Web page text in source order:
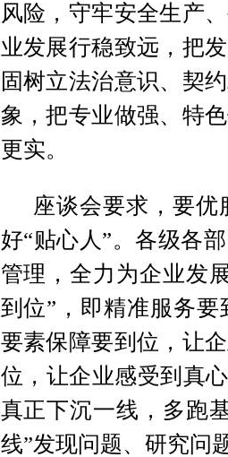
风险，守牢安全生产
业发展行稳致远，把
固树立法治意识、契
象，把专业做强、特
更实。
座谈会要求，要
好“贴心人”。各级各
管理，全力为企业发
到位”，即精准服务
要素保障要到位，让
位，让企业感受到真
真正下沉一线，多跑
线”发现问题、研究问